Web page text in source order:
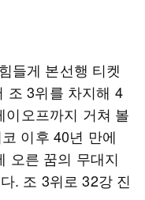
들게 본선행 티켓
조 3위를 차지해 4
오프까지 거쳐 볼
이후 40년 만에
오른 꿈의 무대지
. 조 3위로 32강 진